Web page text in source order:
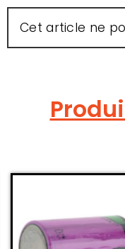
Cet article ne